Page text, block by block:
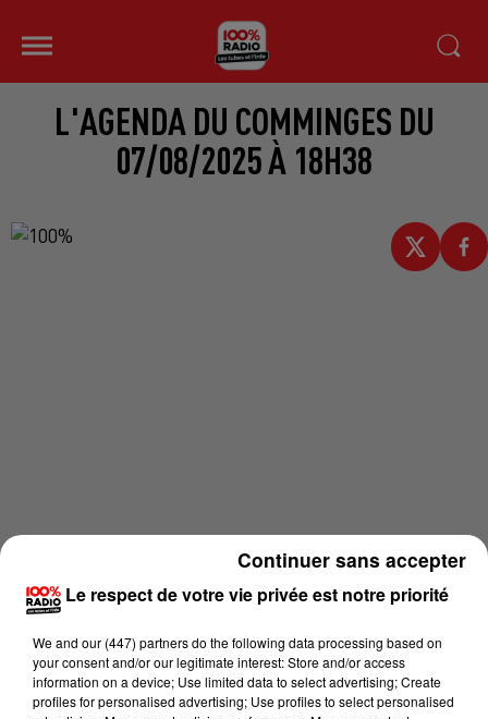
L'AGENDA DU COMMINGES DU
07/08/2025 À 18H38
Le respect de votre vie privée est notre priorité
We and our (447) partnersdo the following data processing based on
your consent and/or our legitimate interest: Store and/or access
information on a device; Use limited data to select advertising; Create
profiles for personalised advertising; Use profiles to select personalised
Continuer sans accepter